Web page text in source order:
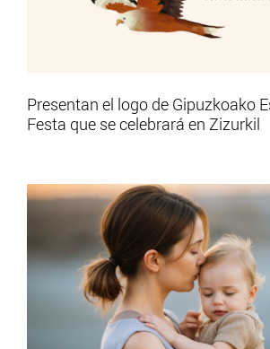
Presentan el logo de Gipuzkoako
Festa que se celebrará en Zizurkil